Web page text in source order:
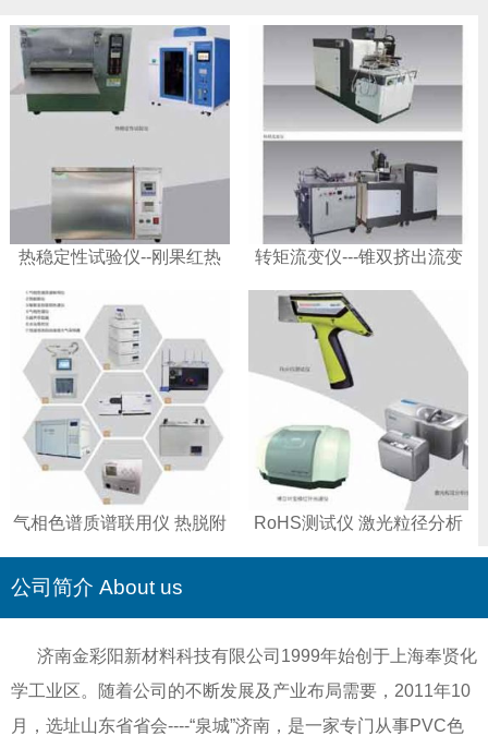
热稳定性试验仪--刚果红热
转矩流变仪---锥双挤出流变
气相色谱质谱联用仪 热脱附
RoHS测试仪 激光粒径分析
公司简介 About us
济南金彩阳新材料科技有限公司1999年始创于上海奉贤化
学工业区。随着公司的不断发展及产业布局需要，2011年10
月，选址山东省省会----“泉城”济南，是一家专门从事PVC色